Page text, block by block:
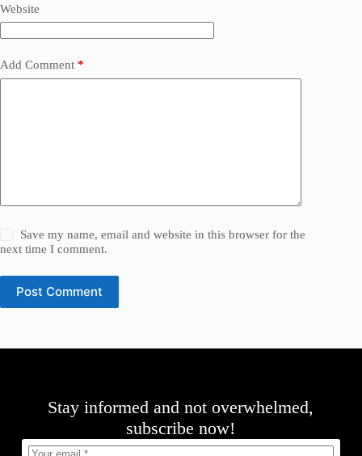
Website
Add Comment *
Save my name, email and website in this browser for the
next time I comment.
Post Comment
Stay informed and not overwhelmed,
subscribe now!